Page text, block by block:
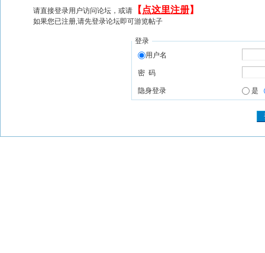
请直接登录用户访问论坛，或请 【 点这里注册】
如果您已注册,请先登录论坛即可游览帖子
登录
用户名
密 码
隐身登录 是